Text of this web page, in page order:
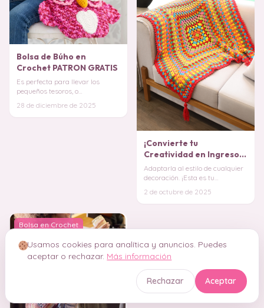
Bolsa de Búho en
Crochet PATRON GRATIS
Es perfecta para llevar los
pequeños tesoros, o
toque divertido y origina
28 de diciembre de 2025
¡Convierte tu
Creatividad en Ingresos!
Manta Mega Granny
Adaptarla al estilo de cualquier
decoración. ¡Esta es tu
personal en c
2 de octubre de 2025
Bolsa en Crochet
Usamos cookies para analítica y anuncios. Puedes
aceptar o rechazar. Más información
Rechazar Aceptar